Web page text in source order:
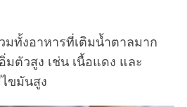
มทั้งอาหารที่เติมน้ำตาลมาก
ตัวสูง เช่น เนื้อแดง และ
ขมันสูง